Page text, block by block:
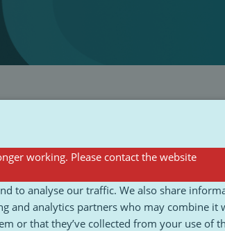
working. Please contact the website
to analyse our traffic. We also share
and analytics partners who may combine it
or that they’ve collected from your use of